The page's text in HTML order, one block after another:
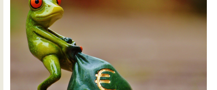
Zisterzienserkloster
Lehnin